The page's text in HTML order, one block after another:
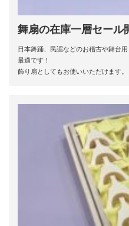
舞扇の在庫一層セール
日本舞踊、民謡などのお稽古や舞台
最適です！
飾り扇としてもお使いいただけます。